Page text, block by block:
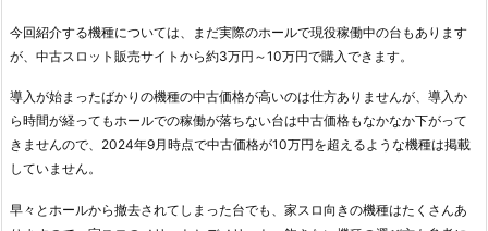
今回紹介する機種については、まだ実際のホールで現役稼働中の台もあります
が、中古スロット販売サイトから約3万円～10万円で購入できます。
導入が始まったばかりの機種の中古価格が高いのは仕方ありませんが、導入か
ら時間が経ってもホールでの稼働が落ちない台は中古価格もなかなか下がって
きませんので、2024年9月時点で中古価格が10万円を超えるような機種は掲載
していません。
早々とホールから撤去されてしまった台でも、家スロ向きの機種はたくさんあ